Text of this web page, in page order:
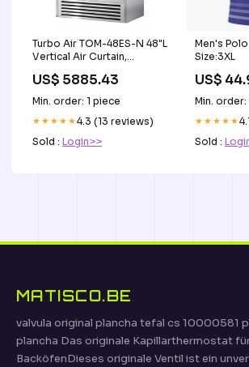
Turbo Air TOM-48ES-N 48"L
Vertical Air Curtain,
freeshipping
US$ 5885.43
Min. order: 1 piece
★★★★★4.3 (13 reviews)
Sold : Login>>
Men's
Size:3XL
US$
Min. order:
★★★★★
Sold :
MATISCO.BE
valvula original plancha tefal cs 10000581
plancha Das originale Kapillarthermostat
BacköfenDieses originale Ventil ist ein